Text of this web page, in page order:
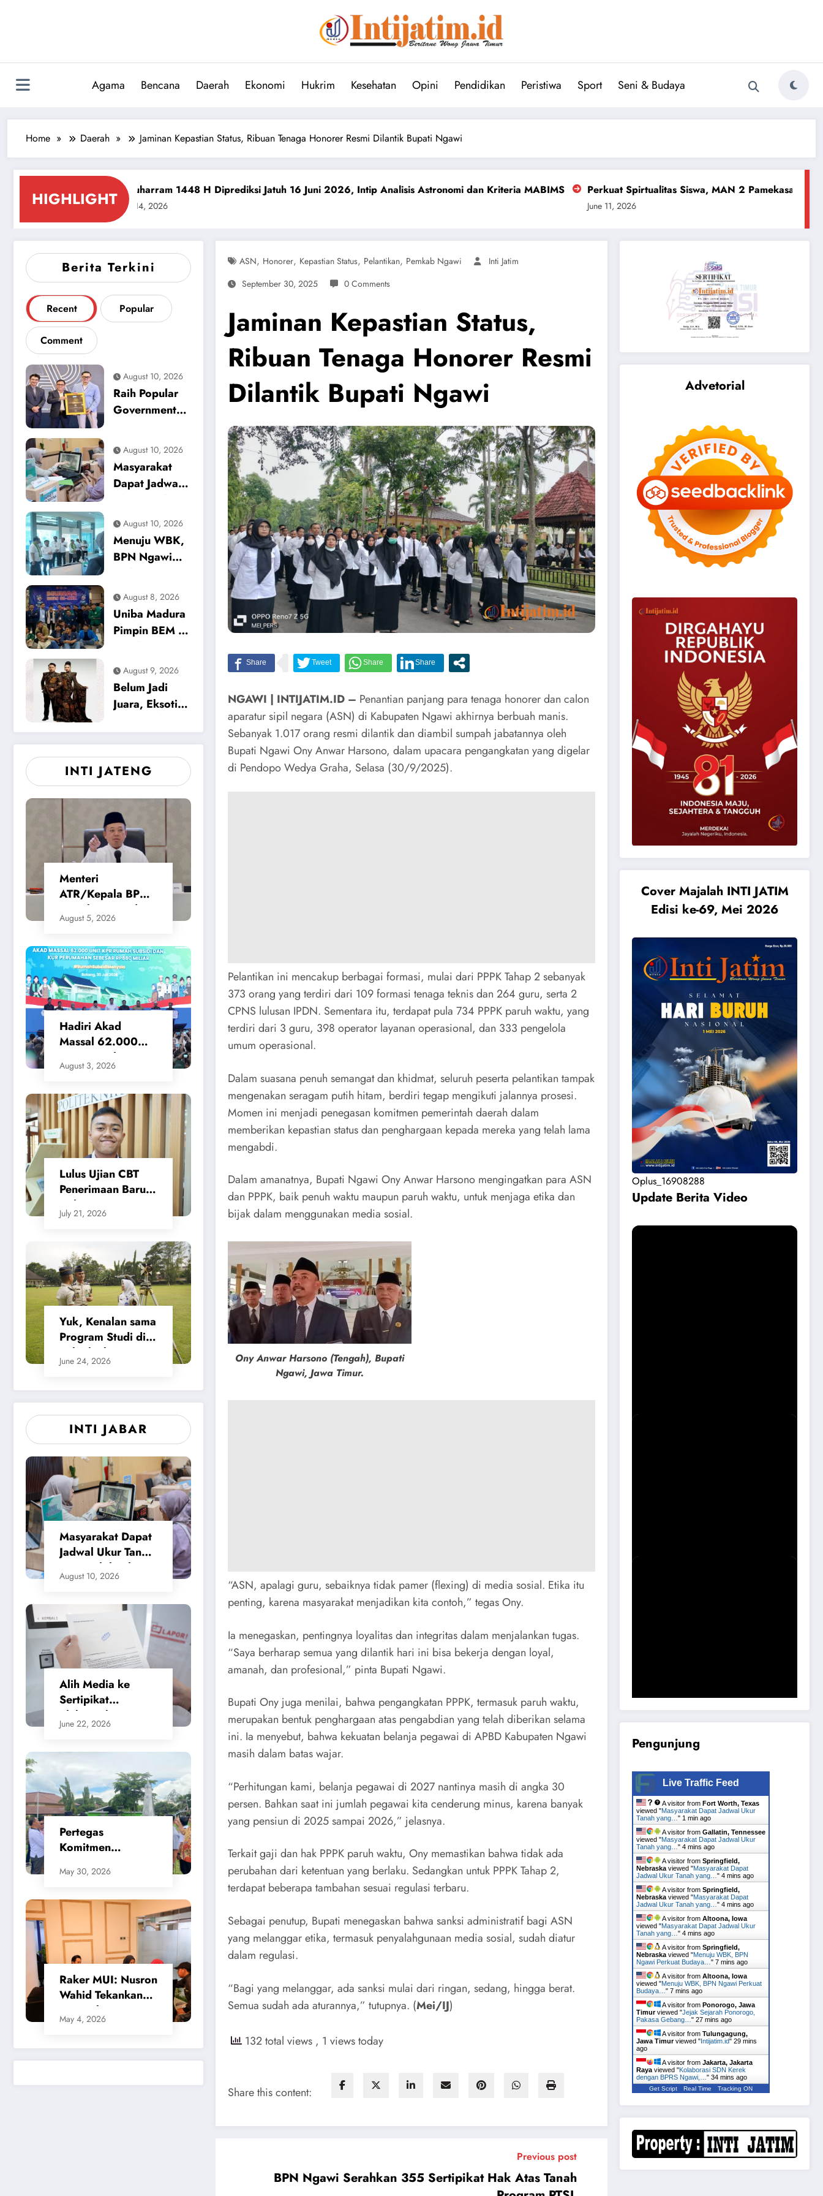
Agama Bencana Daerah Ekonomi Hukrim Kesehatan Opini Pendidikan Peristiwa Sport Seni & Budaya
Home Daerah Jaminan Kepastian Status, Ribuan Tenaga Honorer Resmi Dilantik Bupati Ngawi
HIGHLIGHT
​1 Muharram 1448 H Diprediksi Jatuh 16 Juni 2026, Intip Analisis Astronomi dan Kriteria MABIMS
June 14, 2026
Perkuat Spirtualitas Siswa, MAN 2 Pamekasan Gandeng IBS PKMKK
Berita Terkini
Recent Popular
Comment
August 10, 2026
Raih Popular
Government
Award 2026,
Kinerja
Komunikasi
Publik
ATR/BPN
Kembali
Diakui
August 10, 2026
Masyarakat
Dapat Jadwal
yang Lebih
Jelas Berkat
Layanan
Pengukuran
August 10, 2026
Menuju WBK,
BPN Ngawi
Budaya
Pelayanan
Berbasis
Integritas,
IPK 3,89 pada
Semester I
2026
August 8, 2026
Uniba Madura
Pimpin BEM SI
Jatim,
Independensi
Gerakan Jadi
Garis Batas
August 9, 2026
Belum Jadi
Juara, Eksotika
Magetan
Tampil
Memukau di
Raka Raki
Jatim 2026
INTI JATENG
Menteri
ATR/Kepala BPN
Tetapkan Standar
Waktu Layanan
Tanah dan
Peralihan Hak
August 5, 2026
Hadiri Akad
Massal 62.000
KPR Rumah
Subsidi, Menteri
Tanah Beri
Kepastian bagi
Masyarakat
August 3, 2026
Lulus Ujian CBT
Penerimaan Baru,
Calon Taruna/i
Politeknik Agraria
Lanjutan
July 21, 2026
Yuk, Kenalan sama
Program Studi di
Politeknik Agraria
STPN
June 24, 2026
INTI JABAR
Masyarakat Dapat
Jadwal Ukur Tanah
yang Lebih Jelas
Berkat Layanan
Terjadwal
August 10, 2026
Alih Media ke
Sertipikat
Elektronik,
Masyarakat
Praktis dan
Berikan Rasa
Aman
June 22, 2026
Pertegas
Komitmen
SMSI Apresiasi
Walikota Cilegon
May 30, 2026
​Raker MUI: Nusron
Wahid Tekankan
Keseimbangan
Sistem
Bencana
May 4, 2026
ASN, Honorer, Kepastian Status, Pelantikan, Pemkab Ngawi
Inti Jatim
September 30, 2025
0 Comments
Jaminan Kepastian Status,
Ribuan Tenaga Honorer Resmi
Dilantik Bupati Ngawi
NGAWI | INTIJATIM.ID – Penantian panjang para tenaga honorer dan calon
aparatur sipil negara (ASN) di Kabupaten Ngawi akhirnya berbuah manis.
Sebanyak 1.017 orang resmi dilantik dan diambil sumpah jabatannya oleh
Bupati Ngawi Ony Anwar Harsono, dalam upacara pengangkatan yang digelar
di Pendopo Wedya Graha, Selasa (30/9/2025).
Pelantikan ini mencakup berbagai formasi, mulai dari PPPK Tahap 2 sebanyak
373 orang yang terdiri dari 109 formasi tenaga teknis dan 264 guru, serta 2
CPNS lulusan IPDN. Sementara itu, terdapat pula 734 PPPK paruh waktu, yang
terdiri dari 3 guru, 398 operator layanan operasional, dan 333 pengelola
umum operasional.
Dalam suasana penuh semangat dan khidmat, seluruh peserta pelantikan tampak
mengenakan seragam putih hitam, berdiri tegap mengikuti jalannya prosesi.
Momen ini menjadi penegasan komitmen pemerintah daerah dalam
memberikan kepastian status dan penghargaan kepada mereka yang telah lama
mengabdi.
Dalam amanatnya, Bupati Ngawi Ony Anwar Harsono mengingatkan para ASN
dan PPPK, baik penuh waktu maupun paruh waktu, untuk menjaga etika dan
bijak dalam menggunakan media sosial.
Ony Anwar Harsono (Tengah), Bupati
Ngawi, Jawa Timur.
“ASN, apalagi guru, sebaiknya tidak pamer (flexing) di media sosial. Etika itu
penting, karena masyarakat menjadikan kita contoh,” tegas Ony.
Ia menegaskan, pentingnya loyalitas dan integritas dalam menjalankan tugas.
“Saya berharap semua yang dilantik hari ini bisa bekerja dengan loyal,
amanah, dan profesional,” pinta Bupati Ngawi.
Bupati Ony juga menilai, bahwa pengangkatan PPPK, termasuk paruh waktu,
merupakan bentuk penghargaan atas pengabdian yang telah diberikan selama
ini. Ia menyebut, bahwa kekuatan belanja pegawai di APBD Kabupaten Ngawi
masih dalam batas wajar.
“Perhitungan kami, belanja pegawai di 2027 nantinya masih di angka 30
persen. Bahkan saat ini jumlah pegawai kita cenderung minus, karena banyak
yang pensiun di 2025 sampai 2026,” jelasnya.
Terkait gaji dan hak PPPK paruh waktu, Ony memastikan bahwa tidak ada
perubahan dari ketentuan yang berlaku. Sedangkan untuk PPPK Tahap 2,
terdapat beberapa tambahan sesuai regulasi terbaru.
Sebagai penutup, Bupati menegaskan bahwa sanksi administratif bagi ASN
yang melanggar etika, termasuk penyalahgunaan media sosial, sudah diatur
dalam regulasi.
“Bagi yang melanggar, ada sanksi mulai dari ringan, sedang, hingga berat.
Semua sudah ada aturannya,” tutupnya. (Mei/IJ)
132 total views , 1 views today
Share this content:
Previous post
BPN Ngawi Serahkan 355 Sertipikat Hak Atas Tanah
Advetorial
Cover Majalah INTI JATIM
Edisi ke-69, Mei 2026
Oplus_16908288
Update Berita Video
Pengunjung
Live Traffic Feed
A visitor from Fort Worth, Texas
viewed "Masyarakat Dapat Jadwal Ukur
Tanah yang…" 1 min ago
A visitor from Gallatin, Tennessee
viewed "Masyarakat Dapat Jadwal Ukur
Tanah yang…" 4 mins ago
A visitor from Springfield,
Nebraskaviewed "Masyarakat Dapat
Jadwal Ukur Tanah yang…" 4 mins ago
A visitor from Springfield,
Nebraskaviewed "Masyarakat Dapat
Jadwal Ukur Tanah yang…" 4 mins ago
A visitor from Altoona, Iowa
viewed "Masyarakat Dapat Jadwal Ukur
Tanah yang…" 4 mins ago
A visitor from Springfield,
Nebraskaviewed "Menuju WBK, BPN
Ngawi Perkuat Budaya…" 7 mins ago
A visitor from Altoona, Iowa
viewed "Menuju WBK, BPN Ngawi Perkuat
Budaya…" 7 mins ago
A visitor from Ponorogo, Jawa
Timurviewed "Jejak Sejarah Ponorogo,
Pakasa Gebang…" 27 mins ago
A visitor from Tulungagung,
Jawa Timurviewed " Intijatim.id" 29 mins
ago
A visitor from Jakarta, Jakarta
Rayaviewed "Kolaborasi SDN Kerek
dengan BPRS Ngawi,…" 34 mins ago
Get Script Real Time Tracking ON